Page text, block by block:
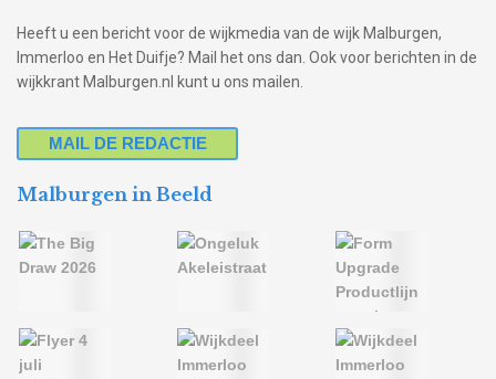
Heeft u een bericht voor de wijkmedia van de wijk Malburgen,
Immerloo en Het Duifje? Mail het ons dan. Ook voor berichten in de
wijkkrant Malburgen.nl kunt u ons mailen.
MAIL DE REDACTIE
Malburgen in Beeld